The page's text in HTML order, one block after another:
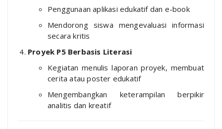
Penggunaan aplikasi edukatif dan e-book
Mendorong siswa mengevaluasi informasi
secara kritis
Proyek P5 Berbasis Literasi
Kegiatan menulis laporan proyek, membuat
cerita atau poster edukatif
Mengembangkan keterampilan berpikir
analitis dan kreatif